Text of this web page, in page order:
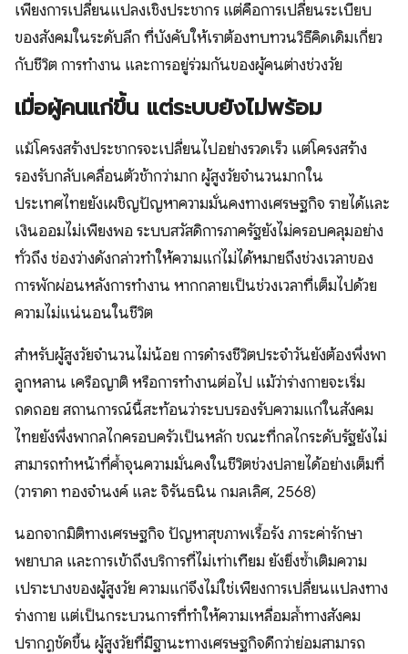
เพียงการเปลี่ยนแปลงเชิงประชากร แต่คือการเปลี่ยนระเบียบ
ของสังคมในระดับลึก ที่บังคับให้เราต้องทบทวนวิธีคิดเดิมเกี่ยว
กับชีวิต การทำงาน และการอยู่ร่วมกันของผู้คนต่างช่วงวัย
เมื่อผู้คนแก่ขึ้น แต่ระบบยังไม่พร้อม
แม้โครงสร้างประชากรจะเปลี่ยนไปอย่างรวดเร็ว แต่โครงสร้าง
รองรับกลับเคลื่อนตัวช้ากว่ามาก ผู้สูงวัยจำนวนมากใน
ประเทศไทยยังเผชิญปัญหาความมั่นคงทางเศรษฐกิจ รายได้และ
เงินออมไม่เพียงพอ ระบบสวัสดิการภาครัฐยังไม่ครอบคลุมอย่าง
ทั่วถึง ช่องว่างดังกล่าวทำให้ความแก่ไม่ได้หมายถึงช่วงเวลาของ
การพักผ่อนหลังการทำงาน หากกลายเป็นช่วงเวลาที่เต็มไปด้วย
ความไม่แน่นอนในชีวิต
สำหรับผู้สูงวัยจำนวนไม่น้อย การดำรงชีวิตประจำวันยังต้องพึ่งพา
ลูกหลาน เครือญาติ หรือการทำงานต่อไป แม้ว่าร่างกายจะเริ่ม
ถดถอย สถานการณ์นี้สะท้อนว่าระบบรองรับความแก่ในสังคม
ไทยยังพึ่งพากลไกครอบครัวเป็นหลัก ขณะที่กลไกระดับรัฐยังไม่
สามารถทำหน้าที่ค้ำจุนความมั่นคงในชีวิตช่วงปลายได้อย่างเต็มที่
(วาราดา ทองจำนงค์ และ จิรันธนิน กมลเลิศ, 2568)
นอกจากมิติทางเศรษฐกิจ ปัญหาสุขภาพเรื้อรัง ภาระค่ารักษา
พยาบาล และการเข้าถึงบริการที่ไม่เท่าเทียม ยังยิ่งซ้ำเติมความ
เปราะบางของผู้สูงวัย ความแก่จึงไม่ใช่เพียงการเปลี่ยนแปลงทาง
ร่างกาย แต่เป็นกระบวนการที่ทำให้ความเหลื่อมล้ำทางสังคม
ปรากฏชัดขึ้น ผู้สูงวัยที่มีฐานะทางเศรษฐกิจดีกว่าย่อมสามารถ